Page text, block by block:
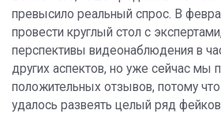
превысило реальный спрос. В
провести круглый стол с
перспективы видеонаблюдения в
других аспектов, но уже сейчас мы
положительных отзывов, потому
удалось развеять целый ряд